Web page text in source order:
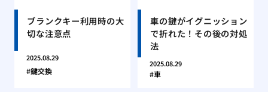
ブランクキー利用時の大
切な注意点
2025.08.29
鍵交換
車の鍵がイグニッション
で折れた！その後の対処
法
2025.08.29
車